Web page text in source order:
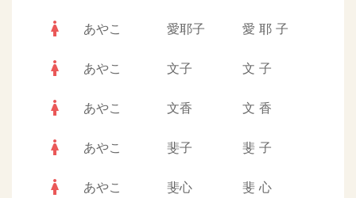
woman あやこ 愛耶子 愛 耶 子
woman あやこ 文子 文 子
woman あやこ 文香 文 香
woman あやこ 斐子 斐 子
woman あやこ 斐心 斐 心